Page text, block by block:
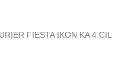
FIESTA IKON KA 4 CIL